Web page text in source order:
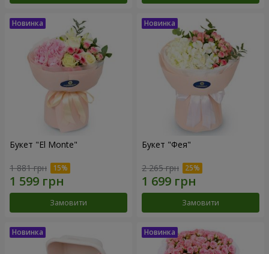
Букет "El Monte"
1 881 грн
Замовити
Букет "Фея"
2 265 грн
Замовити